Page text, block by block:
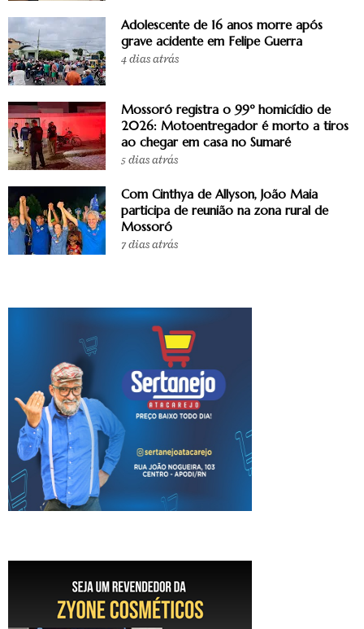
Adolescente de 16 anos morre após
grave acidente em Felipe Guerra
4 dias atrás
Mossoró registra o 99º homicídio de
2026: Motoentregador é morto a tiros
ao chegar em casa no Sumaré
5 dias atrás
Com Cinthya de Allyson, João Maia
participa de reunião na zona rural de
Mossoró
7 dias atrás